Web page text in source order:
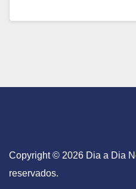
Copyright © 2026 Dia a Dia
reservados.